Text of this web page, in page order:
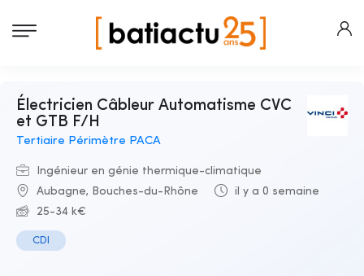
Électricien Câbleur Automatisme CVC
et GTB F/H
Tertiaire Périmètre PACA
Ingénieur en génie thermique-climatique
Aubagne, Bouches-du-Rhône
il y a 0 semaine
25-34 k€
CDI